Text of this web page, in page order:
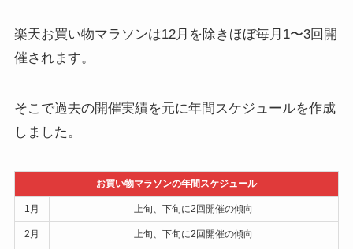
楽天お買い物マラソンは12月を除きほぼ毎月1〜3回開
催されます。
そこで過去の開催実績を元に年間スケジュールを作成
しました。
お買い物マラソンの年間スケジュール
1月 上旬、下旬に2回開催の傾向
2月 上旬、下旬に2回開催の傾向